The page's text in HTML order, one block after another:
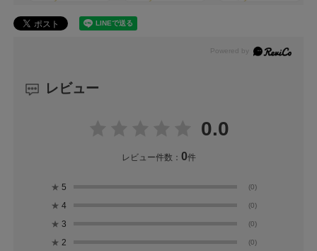
レビュー
0.0
レビュー件数： 0件
★ 5 (0)
★ 4 (0)
★ 3 (0)
★ 2 (0)